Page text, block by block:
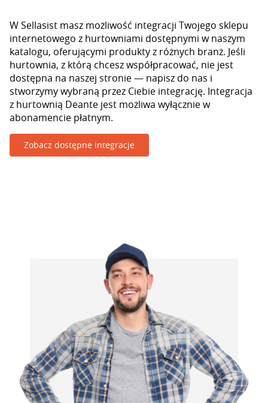
W Sellasist masz możliwość integracji Twojego sklepu
internetowego z hurtowniami dostępnymi w naszym
katalogu, oferującymi produkty z różnych branż. Jeśli
hurtownia, z którą chcesz współpracować, nie jest
dostępna na naszej stronie — napisz do nas i
stworzymy wybraną przez Ciebie integrację. Integracja
z hurtownią Deante jest możliwa wyłącznie w
abonamencie płatnym.
Zobacz dostępne integracje